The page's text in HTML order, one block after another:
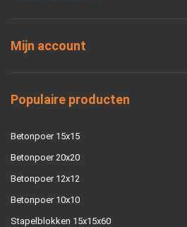
Mijn account
Populaire producten
Betonpoer 15x15
Betonpoer 20x20
Betonpoer 12x12
Betonpoer 10x10
Stapelblokken 15x15x60